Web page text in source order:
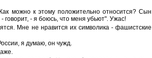
можно к этому положительно относится? Сын
говорит, - я боюсь, что меня убьют". Ужас!
Мне не нравится их символика - фашистские
я думаю, он чужд.